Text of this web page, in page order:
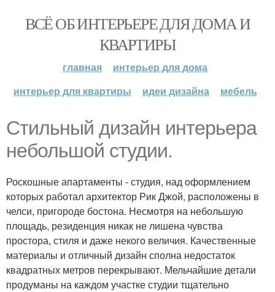
ВСЁ ОБ ИНТЕРЬЕРЕ ДЛЯ ДОМА И
КВАРТИРЫ
главная
интерьер для дома
интерьер для квартиры
идеи дизайна мебель
Стильный дизайн интерьера
небольшой студии.
Роскошные апартаменты - студия, над оформлением
которых работал архитектор Рик Джой, расположены в
челси, пригороде бостона. Несмотря на небольшую
площадь, резиденция никак не лишена чувства
простора, стиля и даже некого величия. Качественные
материалы и отличный дизайн сполна недостаток
квадратных метров перекрывают. Мельчайшие детали
продуманы на каждом участке студии тщательно